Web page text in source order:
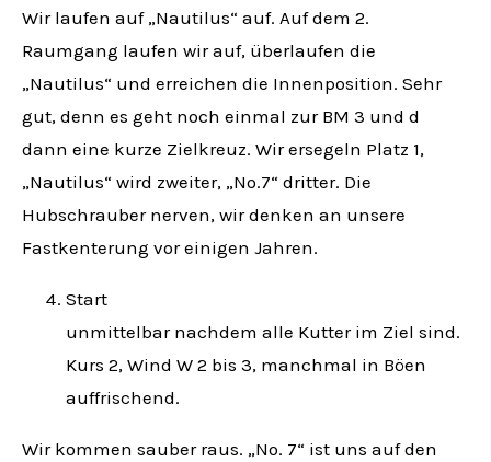
Wir laufen auf „Nautilus“ auf. Auf dem 2.
Raumgang laufen wir auf, überlaufen die
„Nautilus“ und erreichen die Innenposition. Sehr
gut, denn es geht noch einmal zur BM 3 und d
dann eine kurze Zielkreuz. Wir ersegeln Platz 1,
„Nautilus“ wird zweiter, „No.7“ dritter. Die
Hubschrauber nerven, wir denken an unsere
Fastkenterung vor einigen Jahren.
Start
unmittelbar nachdem alle Kutter im Ziel sind.
Kurs 2, Wind W 2 bis 3, manchmal in Böen
auffrischend.
Wir kommen sauber raus. „No. 7“ ist uns auf den